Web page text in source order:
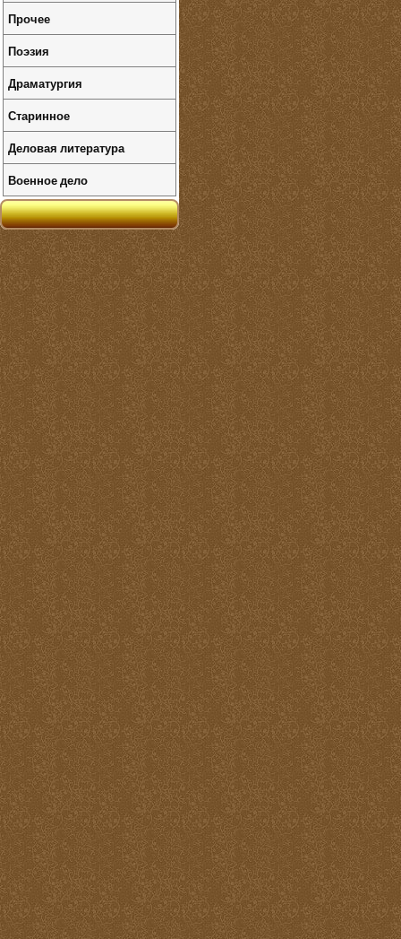
Прочее
Поэзия
Драматургия
Старинное
Деловая литература
Военное дело